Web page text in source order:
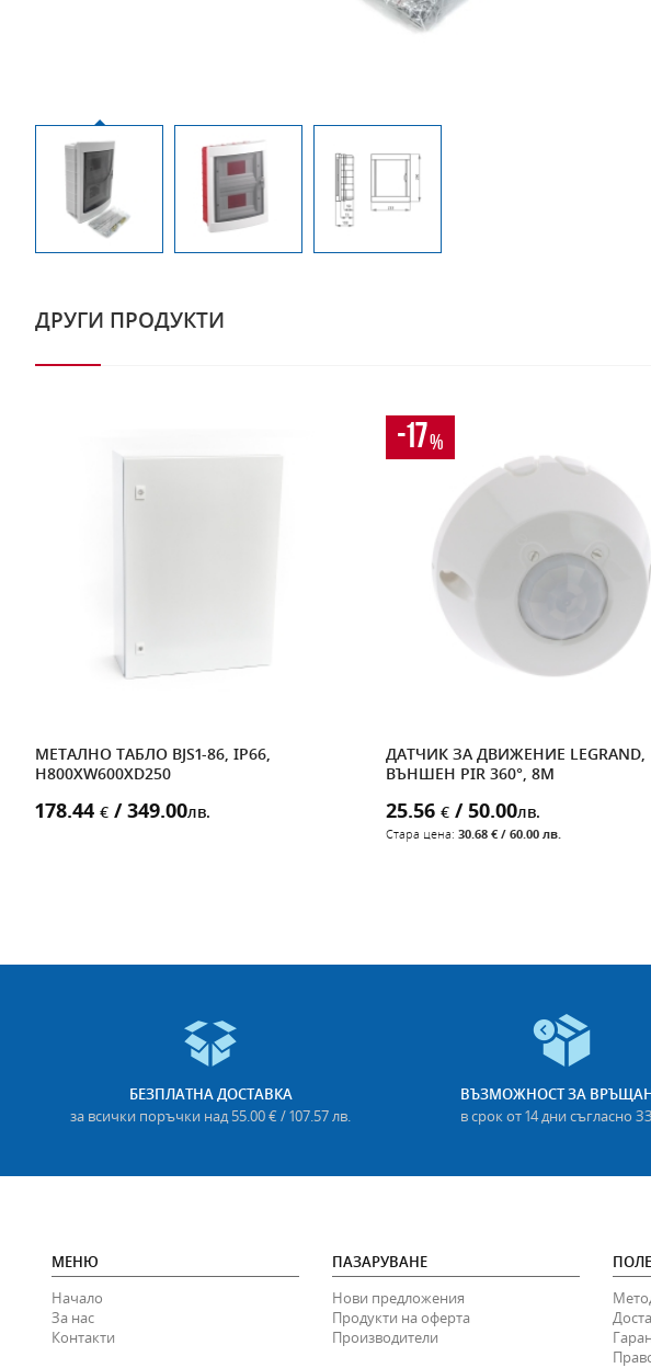
ДРУГИ ПРОДУКТИ
МЕТАЛНО ТАБЛО BJS1-86, IP66,
H800XW600XD250
178.44 € / 349.00лв.
-17%
ДАТЧИК ЗА ДВИЖЕНИЕ LEGRAND,
ВЪНШЕН PIR 360°, 8M
25.56 € / 50.00лв.
Стара цена: 30.68 € / 60.00 лв.
БЕЗПЛАТНА ДОСТАВКА
за всички поръчки над 55.00 € / 107.57 лв.
ВЪЗМОЖНОСТ ЗА
в срок от 14 дни съгласно
МЕНЮ
Начало
За нас
Контакти
ПАЗАРУВАНЕ
Нови предложения
Продукти на оферта
Производители